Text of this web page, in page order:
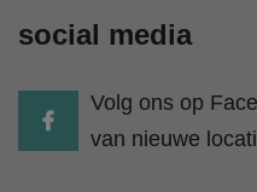
social media
Volg ons op
van nieuwe